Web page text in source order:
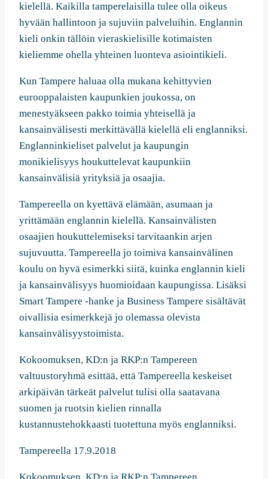
kielellä. Kaikilla tamperelaisilla tulee olla oikeus
hyvään hallintoon ja sujuviin palveluihin. Englannin
kieli onkin tällöin vieraskielisille kotimaisten
kieliemme ohella yhteinen luonteva asiointikieli.
Kun Tampere haluaa olla mukana kehittyvien
eurooppalaisten kaupunkien joukossa, on
menestyäkseen pakko toimia yhteisellä ja
kansainvälisesti merkittävällä kielellä eli englanniksi.
Englanninkieliset palvelut ja kaupungin
monikielisyys houkuttelevat kaupunkiin
kansainvälisiä yrityksiä ja osaajia.
Tampereella on kyettävä elämään, asumaan ja
yrittämään englannin kielellä. Kansainvälisten
osaajien houkuttelemiseksi tarvitaankin arjen
sujuvuutta. Tampereella jo toimiva kansainvälinen
koulu on hyvä esimerkki siitä, kuinka englannin kieli
ja kansainvälisyys huomioidaan kaupungissa. Lisäksi
Smart Tampere -hanke ja Business Tampere sisältävät
oivallisia esimerkkejä jo olemassa olevista
kansainvälisyystoimista.
Kokoomuksen, KD:n ja RKP:n Tampereen
valtuustoryhmä esittää, että Tampereella keskeiset
arkipäivän tärkeät palvelut tulisi olla saatavana
suomen ja ruotsin kielien rinnalla
kustannustehokkaasti tuotettuna myös englanniksi.
Tampereella 17.9.2018